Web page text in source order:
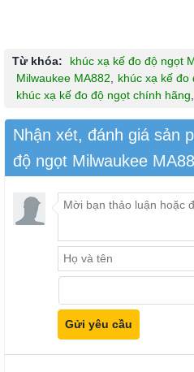
Từ khóa: khúc xạ kế đo độ ngọt
Milwaukee MA882
khúc xạ kế đo
khúc xạ kế đo độ ngọt chính hãng
Nhận xét, đánh giá sản
độ ngọt Milwaukee